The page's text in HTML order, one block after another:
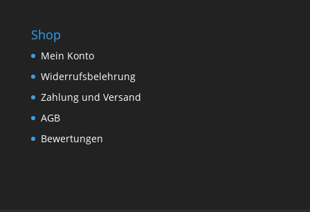
Shop
Mein Konto
Widerrufsbelehrung
Zahlung und Versand
AGB
Bewertungen